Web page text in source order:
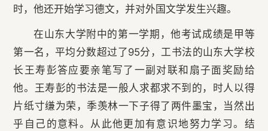
时，他还开始学习德文，并对外国文学发生兴趣。
在山东大学附中的第一学期，他考试成绩是甲等
第一名，平均分数超过了95分，工书法的山东大学校
长王寿彭答应要亲笔写了一副对联和扇子面奖励给
他。王寿彭的书法是一般人求都求不到的，时人以得
片纸寸缣为荣，季羡林一下子得了两件墨宝，当然出
乎自己的意料。从此他更加有意识地努力学习。结